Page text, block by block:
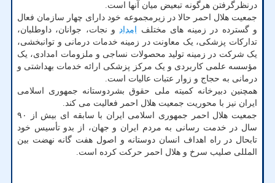
درنظرگرفتن هرگونه تبعیض میان آنها است.
جمعیت هلال احمر حالا در زیرمجموعه خود دارای چهار سازمان فعال
و گسترده در زمینه های مختلف
امدادو نجات، جوانان، داوطلبان،
تدارکات پزشکی، یک معاونت در زمینه خدمات درمانی و توانبخشی،
یک شرکت در زمینه تولید محصولات نساجی و ملزومات امدادی، یک
مؤسسه علمی کاربردی و یک مرکز پزشکی ارائه خدمات بهداشتی و
درمانی به حجاج و زوار عتبات عالیات است.
همچنین دبیرخانه کمیته ملی حقوق بشردوستانه جمهوری اسلامی
ایران نیز با محوریت جمعیت هلال احمر فعالیت می کند.
جمعیت هلال احمر جمهوری اسلامی ایران با سابقه ای بیش از ۹۰
سال در خدمت رسانی به مردم ایران و جهان، از بدو تأسیس خود
تابحال در راه اهداف انسان دوستانه و اصول هفت گانه نهضت بین
المللی صلیب سرخ و هلال احمر حرکت کرده است.